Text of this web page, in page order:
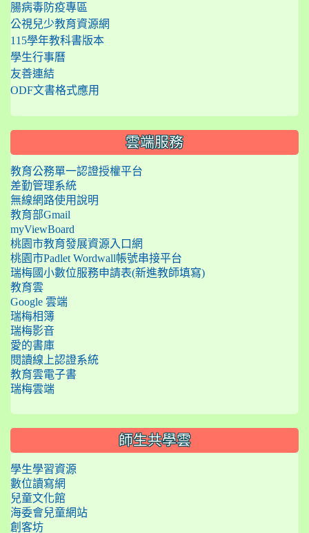
腸病毒防疫專區
公視兒少教育資源網
115學年教科書版本
學生行事曆
友善連結
ODF文書格式應用
雲端服務
教育公務單一認證授權平台
差勤管理系統
無線網路使用說明
教育部Gmail
myViewBoard
桃園市教育發展資源入口網
桃園市Padlet Wordwall帳號串接平台
瑞梅國小數位服務申請表(新進教師填寫)
教育雲
Google 雲端
瑞梅相簿
瑞梅影音
愛的書庫
閱讀線上認證系統
教育雲電子書
瑞梅雲端
師生共學雲
學生學習資源
數位讀寫網
兒童文化館
海委會兒童網站
創客坊